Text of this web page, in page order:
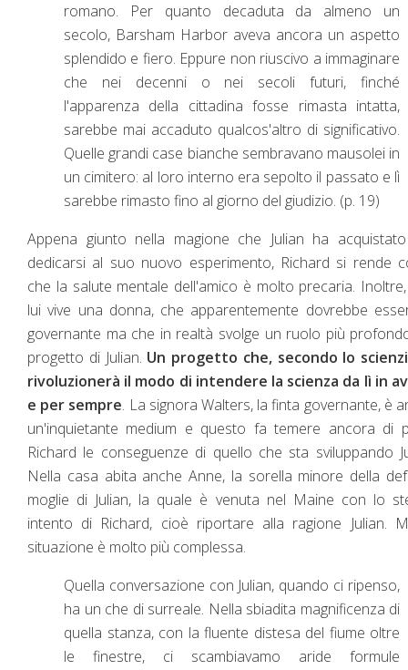
romano. Per quanto decaduta da almeno un
secolo, Barsham Harbor aveva ancora un aspetto
splendido e fiero. Eppure non riuscivo a immaginare
che nei decenni o nei secoli futuri, finché
l'apparenza della cittadina fosse rimasta intatta,
sarebbe mai accaduto qualcos'altro di significativo.
Quelle grandi case bianche sembravano mausolei in
un cimitero: al loro interno era sepolto il passato e lì
sarebbe rimasto fino al giorno del giudizio. (p. 19)
Appena giunto nella magione che Julian ha
dedicarsi al suo nuovo esperimento, Richard si rende
che la salute mentale dell'amico è molto precaria.
lui vive una donna, che apparentemente dovrebbe
governante ma che in realtà svolge un ruolo più
progetto di Julian. Un progetto che, secondo lo
rivoluzionerà il modo di intendere la scienza da lì in
e per sempre. La signora Walters, la finta governante, è
un'inquietante medium e questo fa temere ancora di
Richard le conseguenze di quello che sta sviluppando
Nella casa abita anche Anne, la sorella minore della
moglie di Julian, la quale è venuta nel Maine con lo
intento di Richard, cioè riportare alla ragione Julian.
situazione è molto più complessa.
Quella conversazione con Julian, quando ci ripenso,
ha un che di surreale. Nella sbiadita magnificenza di
quella stanza, con la fluente distesa del fiume oltre
le finestre, ci scambiavamo aride formule